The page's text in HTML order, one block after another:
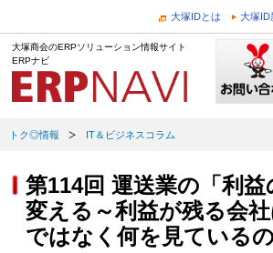
大塚IDとは 大塚ID
大塚商会のERPソリューション情報サイト
ERPナビ
トク◎情報 IT＆ビジネスコラム
第114回 運送業の「利益
変える～利益が残る会社
ではなく何を見ている